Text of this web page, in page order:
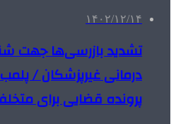
۱۴۰۲/۱۲/۱۴
تشدید بازرسی‌ها جهت
درمانی غیرپزشکان /
پرونده قضایی برای